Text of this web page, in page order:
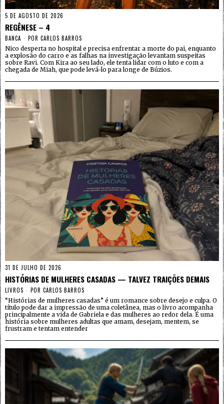
5 DE AGOSTO DE 2026
REGÊNESE – 4
BANCA POR CARLOS BARROS
Nico desperta no hospital e precisa enfrentar a morte do pai, enquanto
a explosão do carro e as falhas na investigação levantam suspeitas
sobre Ravi. Com Kira ao seu lado, ele tenta lidar com o luto e com a
chegada de Miah, que pode levá-lo para longe de Búzios.
31 DE JULHO DE 2026
HISTÓRIAS DE MULHERES CASADAS — TALVEZ TRAIÇÕES DEMAIS
LIVROS POR CARLOS BARROS
“Histórias de mulheres casadas” é um romance sobre desejo e culpa. O
título pode dar a impressão de uma coletânea, mas o livro acompanha
principalmente a vida de Gabriela e das mulheres ao redor dela. É uma
história sobre mulheres adultas que amam, desejam, mentem, se
frustram e tentam entender